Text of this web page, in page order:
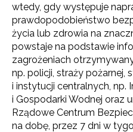
wtedy, gdy występuje
prawdopodobieństwo
życia lub zdrowia na
powstaje na podstawie
zagrożeniach
np. policji, straży pożarnej,
i instytucji centralnych, np.
i Gospodarki Wodnej oraz
Rządowe Centrum
na dobę, przez 7 dni w